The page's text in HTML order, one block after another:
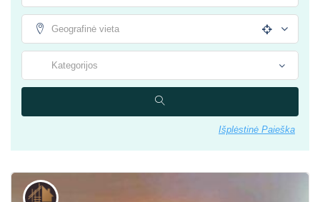
Išplėstinė Paieška